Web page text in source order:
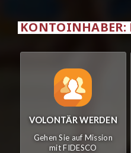
KONTOINHABER:
VOLONTÄR WERDEN
Gehen Sie auf Mission
mit FIDESCO